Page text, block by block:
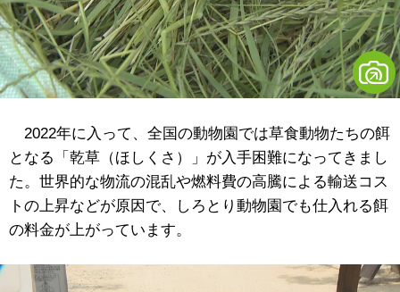
2022年に入って、全国の動物園では草食動物たちの餌
となる「乾草（ほしくさ）」が入手困難になってきまし
た。世界的な物流の混乱や燃料費の高騰による輸送コス
トの上昇などが原因で、しろとり動物園でも仕入れる餌
の料金が上がっています。